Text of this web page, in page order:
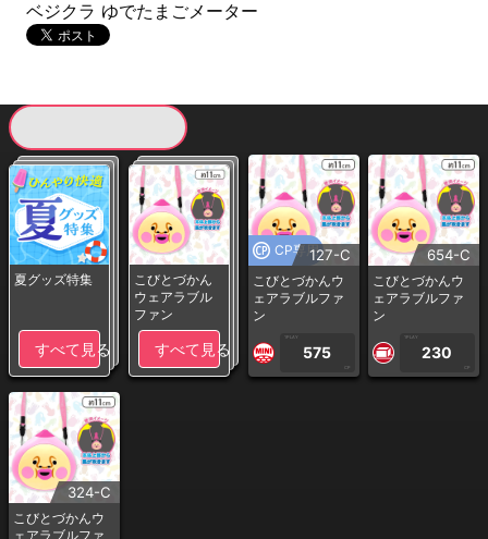
ベジクラ ゆでたまごメーター
夏グッズ特集
すべて見る
こびとづかん
ウェアラブル
ファン
すべて見る
CP専用127-C
こびとづかんウ
ェアラブルファ
ン
1PLAY
575
CP
654-C
こびとづかんウ
ェアラブルファ
ン
1PLAY
230
CP
324-C
こびとづかんウ
ェアラブルファ